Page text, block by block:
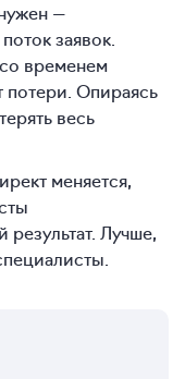
—
заявок.
временем
потери. Опираясь
весь
меняется,
Лучше,